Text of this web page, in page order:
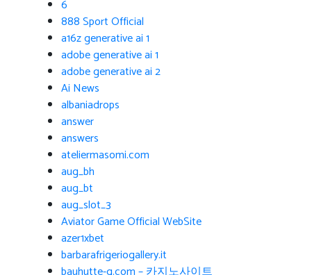
6
888 Sport Official
a16z generative ai 1
adobe generative ai 1
adobe generative ai 2
Ai News
albaniadrops
answer
answers
ateliermasomi.com
aug_bh
aug_bt
aug_slot_3
Aviator Game Official WebSite
azer1xbet
barbarafrigeriogallery.it